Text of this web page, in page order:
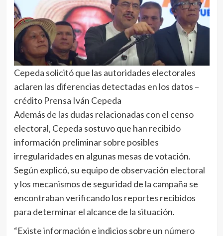
Cepeda solicitó que las autoridades electorales
aclaren las diferencias detectadas en los datos –
crédito Prensa Iván Cepeda
Además de las dudas relacionadas con el censo
electoral, Cepeda sostuvo que han recibido
información preliminar sobre posibles
irregularidades en algunas mesas de votación.
Según explicó, su equipo de observación electoral
y los mecanismos de seguridad de la campaña se
encontraban verificando los reportes recibidos
para determinar el alcance de la situación.
“Existe información e indicios sobre un número